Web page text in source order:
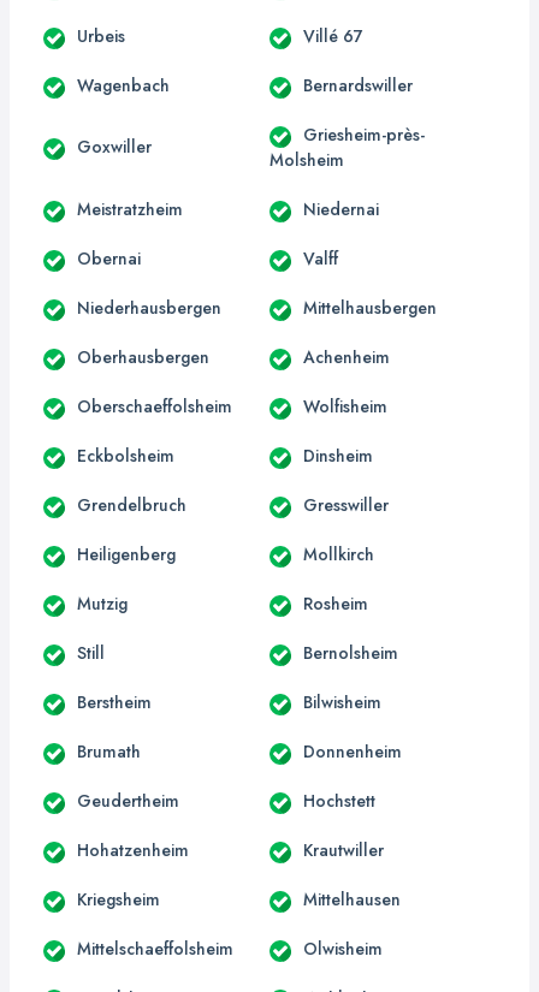
Urbeis Villé 67
Wagenbach Bernardswiller
Goxwiller
Griesheim-près-
Molsheim
Meistratzheim Niedernai
Obernai Valff
Niederhausbergen Mittelhausbergen
Oberhausbergen Achenheim
Oberschaeffolsheim Wolfisheim
Eckbolsheim Dinsheim
Grendelbruch Gresswiller
Heiligenberg Mollkirch
Mutzig Rosheim
Still Bernolsheim
Berstheim Bilwisheim
Brumath Donnenheim
Geudertheim Hochstett
Hohatzenheim Krautwiller
Kriegsheim Mittelhausen
Mittelschaeffolsheim Olwisheim